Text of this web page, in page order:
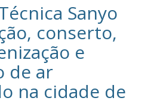
Sanyo‎
conserto,
e
de ar
na cidade de